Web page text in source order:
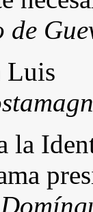
Luis
la